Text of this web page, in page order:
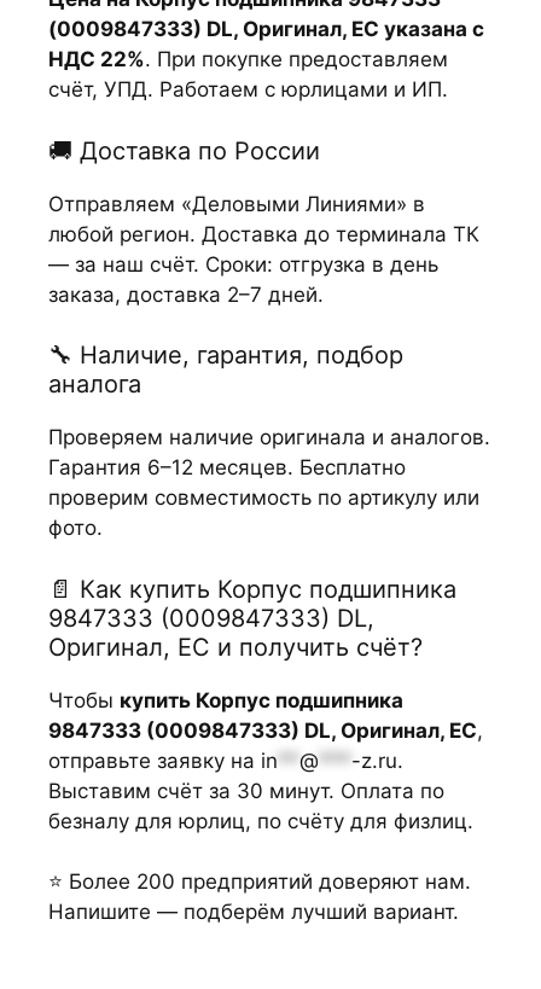
(0009847333) DL, Оригинал, ЕС указана с
НДС 22%. При покупке предоставляем
счёт, УПД. Работаем с юрлицами и ИП.
🚚 Доставка по России
Отправляем «Деловыми Линиями» в
любой регион. Доставка до терминала ТК
— за наш счёт. Сроки: отгрузка в день
заказа, доставка 2–7 дней.
🔧 Наличие, гарантия, подбор
аналога
Проверяем наличие оригинала и аналогов.
Гарантия 6–12 месяцев. Бесплатно
проверим совместимость по артикулу или
фото.
📄 Как купить Корпус подшипника
9847333 (0009847333) DL,
Оригинал, ЕС и получить счёт?
Чтобы купить Корпус подшипника
9847333 (0009847333) DL, Оригинал, ЕС,
отправьте заявку на in ** @ *** -z.ru.
Выставим счёт за 30 минут. Оплата по
безналу для юрлиц, по счёту для физлиц.
⭐ Более 200 предприятий доверяют нам.
Напишите — подберём лучший вариант.